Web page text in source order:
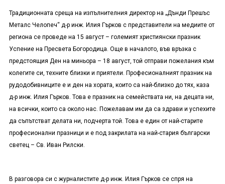
Традиционната среща на изпълнителния директор на „Дънди Прешъс
Металс Челопеч“ д-р инж. Илия Гърков с представители на медиите от
региона се проведе на 15 август – големият християнски празник
Успение на Пресвета Богородица. Още в началото, във връзка с
предстоящия Ден на миньора – 18 август, той отправи пожелания към
колегите си, техните близки и приятели. Професионалният празник на
рудодобивниците е и ден на хората, които са най-близко до тях, каза
д-р инж. Илия Гърков. Това е празник на семействата ни, на децата ни,
на всички, които са около нас. Пожелавам им да са здрави и успехите
да съпътстват делата ни, подчерта той. Това е един от най-старите
професионални празници и е под закрилата на най-стария български
светец – Св. Иван Рилски.
В разговора си с журналистите д-р инж. Илия Гърков се спря на